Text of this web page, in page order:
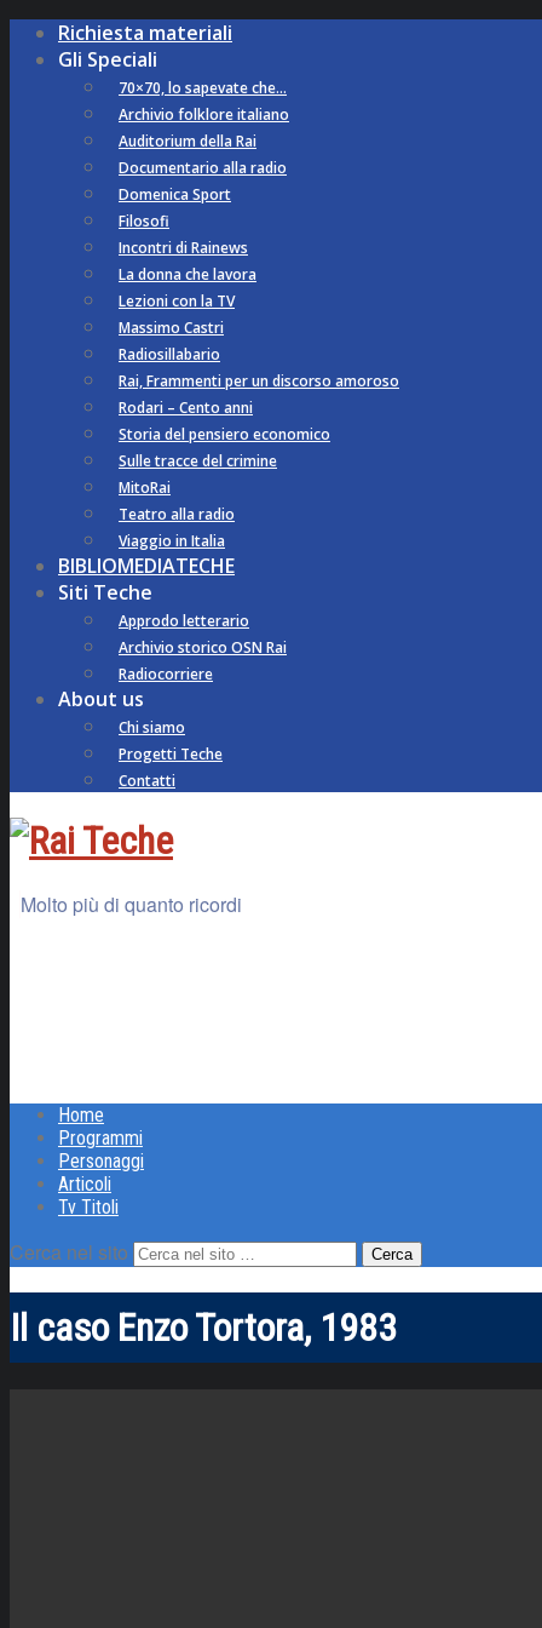
Richiesta materiali
Gli Speciali
70×70, lo sapevate che…
Archivio folklore italiano
Auditorium della Rai
Documentario alla radio
Domenica Sport
Filosofi
Incontri di Rainews
La donna che lavora
Lezioni con la TV
Massimo Castri
Radiosillabario
Rai, Frammenti per un discorso amoroso
Rodari – Cento anni
Storia del pensiero economico
Sulle tracce del crimine
MitoRai
Teatro alla radio
Viaggio in Italia
BIBLIOMEDIATECHE
Siti Teche
Approdo letterario
Archivio storico OSN Rai
Radiocorriere
About us
Chi siamo
Progetti Teche
Contatti
Molto più di quanto ricordi
Home
Programmi
Personaggi
Articoli
Tv Titoli
Cerca nel sito
Il caso Enzo Tortora, 1983